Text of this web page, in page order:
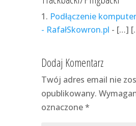
Podłączenie
- RafałSkowron.pl - […]
Dodaj Komentarz
Twój adres email nie
opublikowany.
oznaczone*